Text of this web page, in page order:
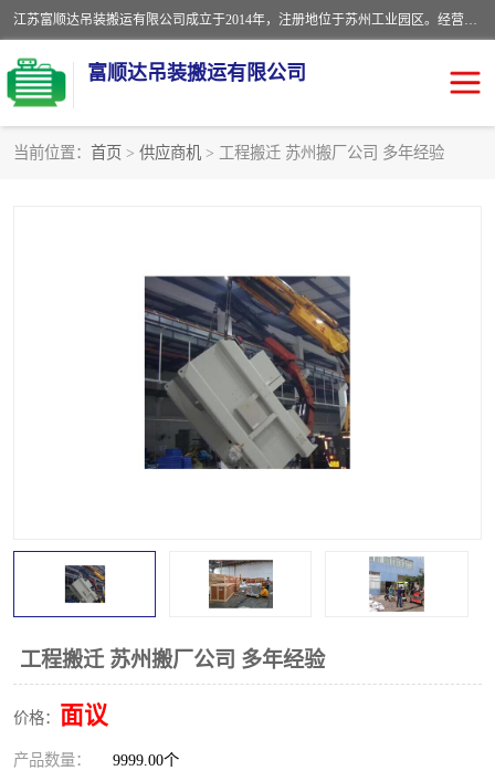
江苏富顺达吊装搬运有限公司成立于2014年，注册地位于苏州工业园区。经营范围包括起重吊装、搬运装卸服务；叉车、吊车租赁；水电安装；机电工程施工及维护；机电设备安装；家政服务、保洁服务。苏州搬运公司，苏州叉车出租，苏州吊车出租，苏州工厂设备搬运，专业设备吊装服务。
富顺达吊装搬运有限公司
当前位置： 首页 > 供应商机 > 工程搬迁 苏州搬厂公司 多年经验
工程搬迁 苏州搬厂公司 多年经验
价格： 面议
产品数量： 9999.00个
起重吊装
吊装公司
专业设备吊装服务
吊车出租租赁服务 叉车出租租赁服务